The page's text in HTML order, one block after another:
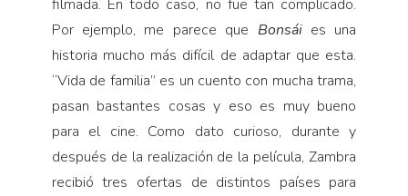
filmada. En todo caso, no fue tan complicado.
Por ejemplo, me parece que Bonsáies una
historia mucho más difícil de adaptar que esta.
“Vida de familia” es un cuento con mucha trama,
pasan bastantes cosas y eso es muy bueno
para el cine. Como dato curioso, durante y
después de la realización de la película, Zambra
recibió tres ofertas de distintos países para